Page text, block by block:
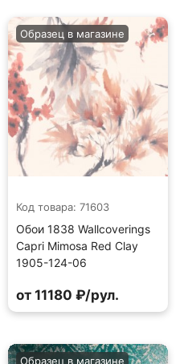
Код товара: 71603
Обои 1838 Wallcoverings
Capri Mimosa Red Clay
1905-124-06
Образец в магазине
от 11180 ₽/рул.
Образец в магазине